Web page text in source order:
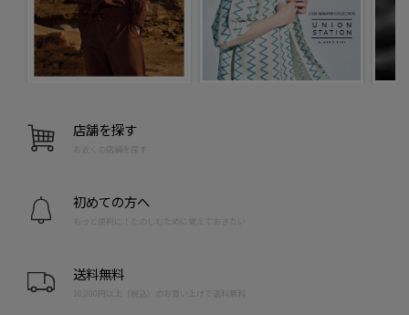
店舗を探す
お近くの店舗を探す
初めての方へ
もっと便利に！たのしむために覚えておきたい
送料無料
10,000円以上（税込）のお買い上げで送料無料